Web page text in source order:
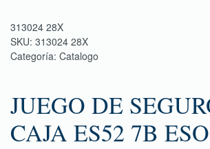
313024 28X
SKU: 313024 28X
Categoría: Catalogo
JUEGO DE
CAJA ES52 7B